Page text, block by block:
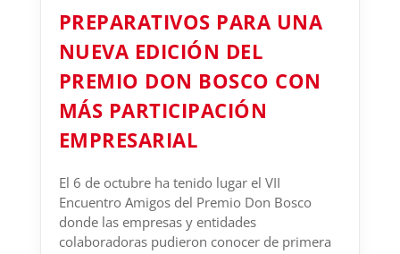
PREPARATIVOS PARA UNA
NUEVA EDICIÓN DEL
PREMIO DON BOSCO CON
MÁS PARTICIPACIÓN
EMPRESARIAL
El 6 de octubre ha tenido lugar el VII
Encuentro Amigos del Premio Don Bosco
donde las empresas y entidades
colaboradoras pudieron conocer de primera